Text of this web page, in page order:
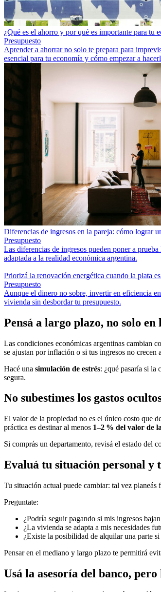
¿Qué es el ahorro y por qué es importante para tu
Presupuesto
Aprender a ahorrar no solo te prepara para
esencial para tu economía y cómo empezar a
Diferencias de ingresos en la pareja: cómo lograr
Presupuesto
Las diferencias de ingresos pueden poner a
adaptada a la realidad económica argentina.
Priorizá la renovación energética cuando la plata
Presupuesto
Aunque el dinero no sobre, invertir en eficiencia
vivienda sin desbordar tu presupuesto.
Pensá a largo plazo, no solo en
Las condiciones económicas argentinas cambian
se ajustan por inflación o si tus ingresos no crecen
Hacé una simulación de estrés: ¿qué pasaría si la
segura.
No subestimes los gastos
El valor de la propiedad no es el único costo que
práctica es destinar al menos 1–2 % del valor de
Si comprás un departamento, revisá el estado del
Evaluá tu situación personal y
Tu situación actual puede cambiar: tal vez
Preguntate:
¿Podría seguir pagando si mis ingresos
¿La vivienda se adapta a mis necesidades
¿Existe la posibilidad de alquilar una parte
Pensar en el mediano y largo plazo te permitirá
Usá la asesoría del banco,